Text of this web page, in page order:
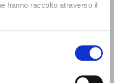
hanno raccolto atraverso il